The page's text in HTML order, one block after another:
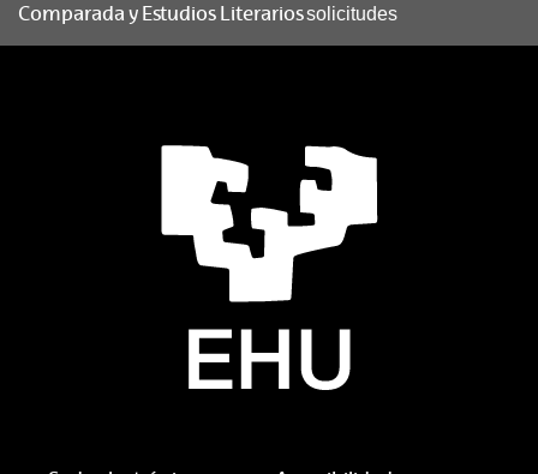
Comparada y Estudios Literariossolicitudes